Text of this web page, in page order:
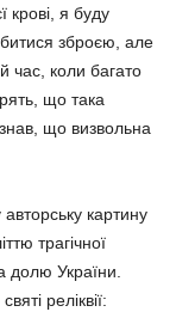
крові, я буду
зброєю, але
час, коли багато
що така
що визвольна
картину
трагічної
долю України.
реліквії: